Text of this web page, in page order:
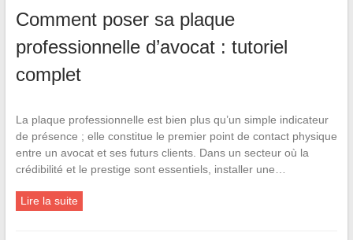
Comment poser sa plaque
professionnelle d’avocat : tutoriel
complet
La plaque professionnelle est bien plus qu’un simple indicateur
de présence ; elle constitue le premier point de contact physique
entre un avocat et ses futurs clients. Dans un secteur où la
crédibilité et le prestige sont essentiels, installer une…
Lire la suite